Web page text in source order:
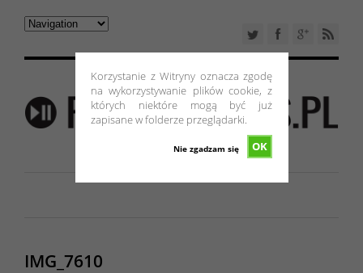
Korzystanie z Witryny oznacza zgodę
na wykorzystywanie plików cookie, z
których niektóre mogą być już
zapisane w folderze przeglądarki.
OK
Nie zgadzam się
IMG_7610